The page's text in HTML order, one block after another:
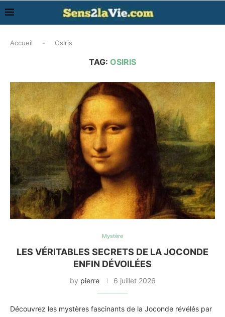
Accueil - Osiris
TAG: OSIRIS
Mystère
LES VÉRITABLES SECRETS DE LA JOCONDE
ENFIN DÉVOILÉES
by pierre 6 juillet 2026
Découvrez les mystères fascinants de la Joconde révélés par